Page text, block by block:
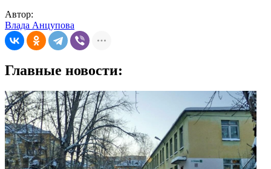
Автор:
Влада Анцупова
Главные новости: